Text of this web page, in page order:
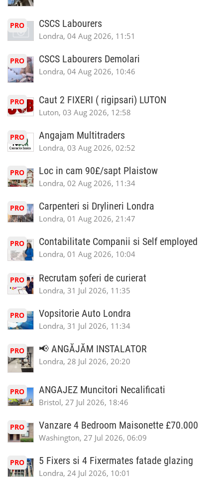
PRO CSCS Labourers
Londra, 04 Aug 2026, 11:51
PRO CSCS Labourers Demolari
Londra, 04 Aug 2026, 10:46
PRO Caut 2 FIXERI ( rigipsari) LUTON
Luton, 03 Aug 2026, 12:58
PRO Angajam Multitraders
Londra, 03 Aug 2026, 02:52
PRO Loc in cam 90£/sapt Plaistow
Londra, 02 Aug 2026, 11:34
PRO Carpenteri si Drylineri Londra
Londra, 01 Aug 2026, 21:47
PRO Contabilitate Companii si Self employed
Londra, 01 Aug 2026, 10:04
PRO Recrutam șoferi de curierat
Londra, 31 Jul 2026, 11:35
PRO Vopsitorie Auto Londra
Londra, 31 Jul 2026, 11:34
PRO 📢 ANGĂJĂM INSTALATOR
Londra, 28 Jul 2026, 20:20
PRO ANGAJEZ Muncitori Necalificati
Bristol, 27 Jul 2026, 18:46
PRO Vanzare 4 Bedroom Maisonette £70.000
Washington, 27 Jul 2026, 06:09
PRO 5 Fixers si 4 Fixermates fatade glazing
Londra, 24 Jul 2026, 10:01